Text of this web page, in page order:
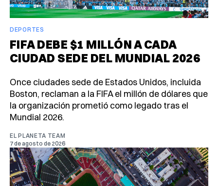
DEPORTES
FIFA DEBE $1 MILLÓN A CADA
CIUDAD SEDE DEL MUNDIAL 2026
Once ciudades sede de Estados Unidos, incluida
Boston, reclaman a la FIFA el millón de dólares que
la organización prometió como legado tras el
Mundial 2026.
EL PLANETA TEAM
7 de agosto de 2026